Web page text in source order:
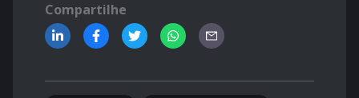
Compartilhe